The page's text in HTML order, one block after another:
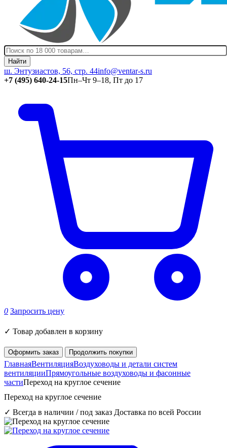
Найти
ш. Энтузиастов, 56, стр. 44info@ventar-s.ru
+7 (495) 640-24-15Пн–Чт 9–18, Пт до 17
0 Запросить цену
✓ Товар добавлен в корзину
Оформить заказ Продолжить покупки
ГлавнаяВентиляцияВоздуховоды и детали систем
вентиляцииПрямоугольные воздуховоды и фасонные
частиПереход на круглое сечение
Переход на круглое сечение
✓ Всегда в наличии / под заказ Доставка по всей России